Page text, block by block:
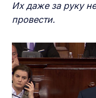
Их даже за руку
провести.